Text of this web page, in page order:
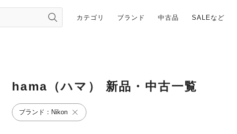
カテゴリ ブランド 中古品 SALEなど
hama（ハマ） 新品・中古一覧
ブランド：Nikon